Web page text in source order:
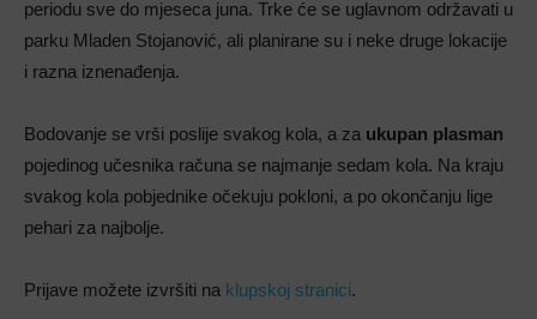
periodu sve do mjeseca juna. Trke će se uglavnom održavati u
parku Mladen Stojanović, ali planirane su i neke druge lokacije
i razna iznenađenja.
Bodovanje se vrši poslije svakog kola, a za ukupan plasman
pojedinog učesnika računa se najmanje sedam kola. Na kraju
svakog kola pobjednike očekuju pokloni, a po okončanju lige
pehari za najbolje.
Prijave možete izvršiti na klupskoj stranici.